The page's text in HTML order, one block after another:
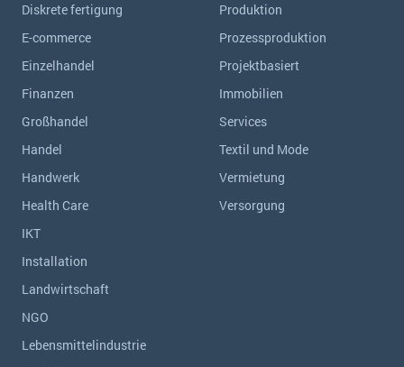
Diskrete fertigung
E-commerce
Einzelhandel
Finanzen
Großhandel
Handel
Handwerk
Health Care
IKT
Installation
Landwirtschaft
NGO
Lebensmittelindustrie
Produktion
Prozessproduktion
Projektbasiert
Immobilien
Services
Textil und Mode
Vermietung
Versorgung